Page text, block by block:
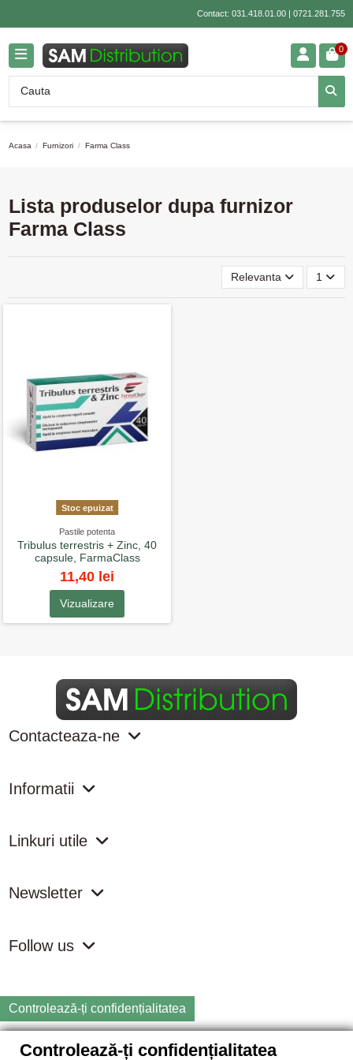
Contact: 031.418.01.00| 0721.281.755
0
Acasa Furnizori Farma Class
Lista produselor dupa furnizor
Farma Class
Relevanta 1
Stoc epuizat
Pastile potenta
Tribulus terrestris + Zinc, 40
capsule, FarmaClass
11,40 lei
Vizualizare
Contacteaza-ne
Informatii
Linkuri utile
Newsletter
Follow us
Controlează-ți confidențialitatea
Copyright 2026 samdistribution.ro - Magazin online cu Produse
Controlează-ți confidențialitatea